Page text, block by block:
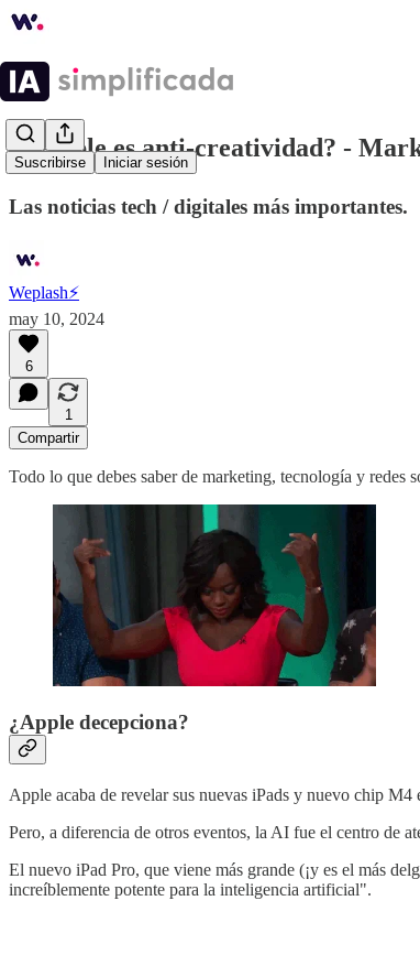
Suscribirse Iniciar sesión
⚡¿Apple es anti-creatividad? -
Las noticias tech / digitales más importantes.
Weplash⚡️
may 10, 2024
6
1
Compartir
Todo lo que debes saber de marketing, tecnología y redes
¿Apple decepciona?
Apple acaba de revelar sus nuevas iPads y nuevo chip
Pero, a diferencia de otros eventos, la AI fue el centro de
El nuevo iPad Pro, que viene más grande (¡y es el más
increíblemente potente para la inteligencia artificial".